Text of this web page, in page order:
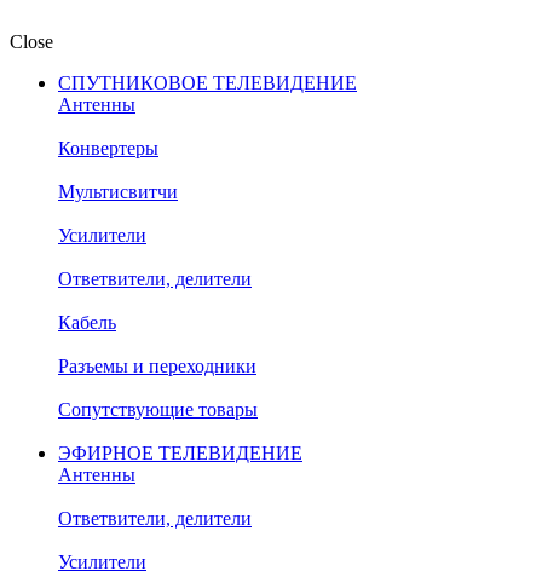
Close
СПУТНИКОВОЕ ТЕЛЕВИДЕНИЕ
Антенны
Конвертеры
Мультисвитчи
Усилители
Ответвители, делители
Кабель
Разъемы и переходники
Сопутствующие товары
ЭФИРНОЕ ТЕЛЕВИДЕНИЕ
Антенны
Ответвители, делители
Усилители